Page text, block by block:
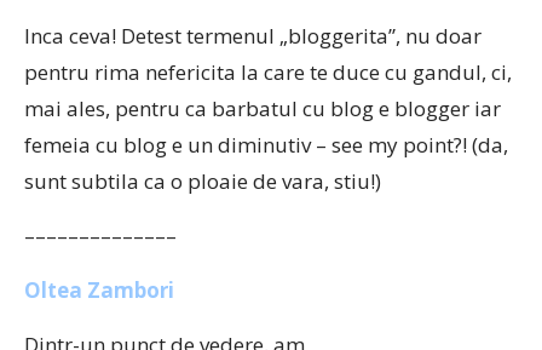
Inca ceva! Detest termenul „bloggerita”, nu doar
pentru rima nefericita la care te duce cu gandul, ci,
mai ales, pentru ca barbatul cu blog e blogger iar
femeia cu blog e un diminutiv – see my point?! (da,
sunt subtila ca o ploaie de vara, stiu!)
––––––––––––––
Oltea Zambori